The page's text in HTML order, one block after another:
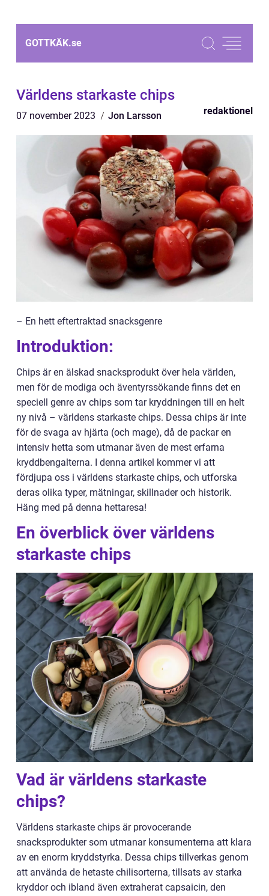
GOTTKÄK.se
Världens starkaste chips
07 november 2023 Jon Larsson redaktionel
– En hett eftertraktad snacksgenre
Introduktion:
Chips är en älskad snacksprodukt över hela världen,
men för de modiga och äventyrssökande finns det en
speciell genre av chips som tar kryddningen till en helt
ny nivå – världens starkaste chips. Dessa chips är inte
för de svaga av hjärta (och mage), då de packar en
intensiv hetta som utmanar även de mest erfarna
kryddbengalterna. I denna artikel kommer vi att
fördjupa oss i världens starkaste chips, och utforska
deras olika typer, mätningar, skillnader och historik.
Häng med på denna hettaresa!
En överblick över världens
starkaste chips
Vad är världens starkaste
chips?
Världens starkaste chips är provocerande
snacksprodukter som utmanar konsumenterna att klara
av en enorm kryddstyrka. Dessa chips tillverkas genom
att använda de hetaste chilisorterna, tillsats av starka
kryddor och ibland även extraherat capsaicin, den